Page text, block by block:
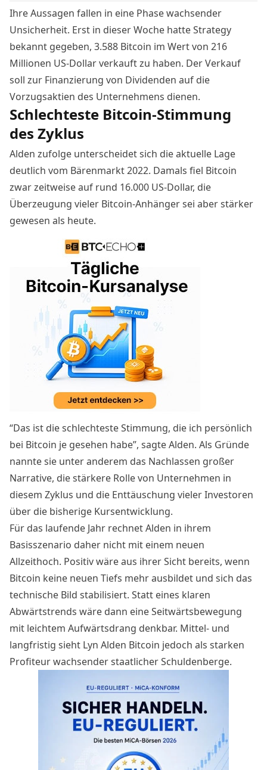
Ihre Aussagen fallen in eine Phase wachsender
Unsicherheit. Erst in dieser Woche hatteStrategy
bekannt gegeben, 3.588 Bitcoin im Wert von 216
Millionen US-Dollar verkauft zu haben. Der Verkauf
soll zur Finanzierung von Dividenden auf die
Vorzugsaktien des Unternehmens dienen.
Schlechteste Bitcoin-Stimmung
des Zyklus
Alden zufolge unterscheidet sich die aktuelle Lage
deutlich vom Bärenmarkt 2022. Damals fiel Bitcoin
zwar zeitweise auf rund 16.000 US-Dollar, die
Überzeugung vieler Bitcoin-Anhänger sei aber stärker
gewesen als heute.
“Das ist die schlechteste Stimmung, die ich persönlich
bei Bitcoin je gesehen habe”, sagte Alden. Als Gründe
nannte sie unter anderem das Nachlassen großer
Narrative, die stärkere Rolle von Unternehmen in
diesem Zyklus und die Enttäuschung vieler Investoren
über die bisherige Kursentwicklung.
Für das laufende Jahr rechnet Alden in ihrem
Basisszenario daher nicht mit einem neuen
Allzeithoch. Positiv wäre aus ihrer Sicht bereits, wenn
Bitcoin keine neuen Tiefs mehr ausbildet und sich das
technische Bild stabilisiert. Statt eines klaren
Abwärtstrends wäre dann eine Seitwärtsbewegung
mit leichtem Aufwärtsdrang denkbar. Mittel- und
langfristig sieht Lyn Alden Bitcoin jedoch als starken
Profiteur wachsender staatlicher Schuldenberge.